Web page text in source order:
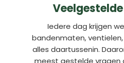
Iedere dag krijgen
bandenmaten,
alles daartussenin.
meest gestelde vragen